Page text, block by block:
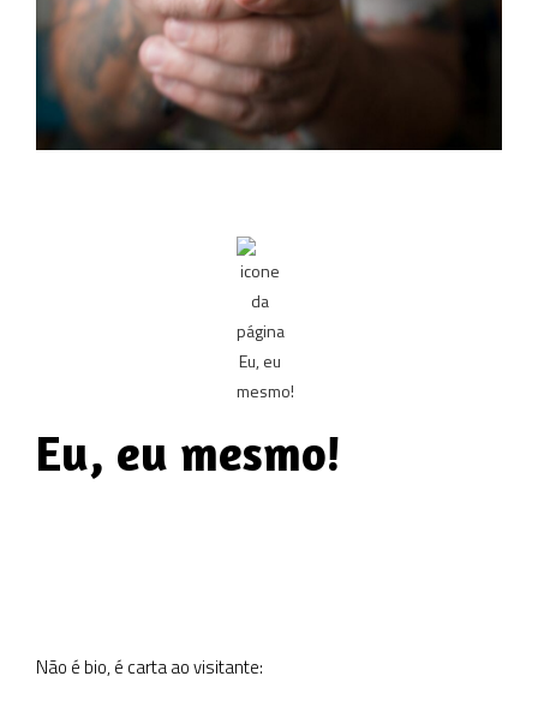
Eu, eu mesmo!
Não é bio, é carta ao visitante: